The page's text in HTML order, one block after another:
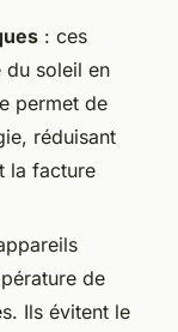
: ces
du soleil en
permet de
réduisant
la facture
de
Ils évitent le